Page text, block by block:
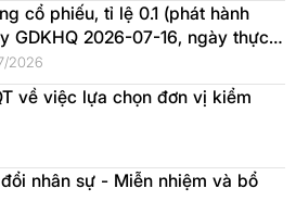
cổ phiếu, tỉ lệ 0.1 (phát hành
GDKHQ 2026-07-16, ngày thực
2026
về việc lựa chọn đơn vị kiểm
nhân sự - Miễn nhiệm và bổ